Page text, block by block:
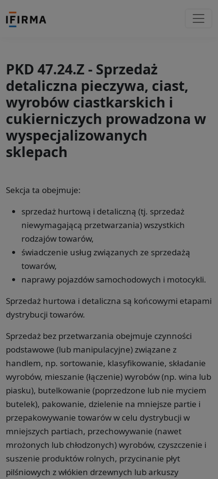
PKD 47.24.Z - Sprzedaż
detaliczna pieczywa, ciast,
wyrobów ciastkarskich i
cukierniczych prowadzona w
wyspecjalizowanych
sklepach
Sekcja ta obejmuje:
sprzedaż hurtową i detaliczną (tj. sprzedaż
niewymagającą przetwarzania) wszystkich
rodzajów towarów,
świadczenie usług związanych ze sprzedażą
towarów,
naprawy pojazdów samochodowych i motocykli.
Sprzedaż hurtowa i detaliczna są końcowymi etapami
dystrybucji towarów.
Sprzedaż bez przetwarzania obejmuje czynności
podstawowe (lub manipulacyjne) związane z
handlem, np. sortowanie, klasyfikowanie, składanie
wyrobów, mieszanie (łączenie) wyrobów (np. wina lub
piasku), butelkowanie (poprzedzone lub nie myciem
butelek), pakowanie, dzielenie na mniejsze partie i
przepakowywanie towarów w celu dystrybucji w
mniejszych partiach, przechowywanie (nawet
mrożonych lub chłodzonych) wyrobów, czyszczenie i
suszenie produktów rolnych, przycinanie płyt
pilśniowych z włókien drzewnych lub arkuszy